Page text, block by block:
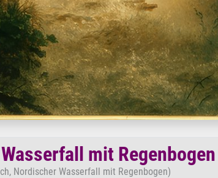
mit Regenbogen
Nordischer Wasserfall mit Regenbogen)